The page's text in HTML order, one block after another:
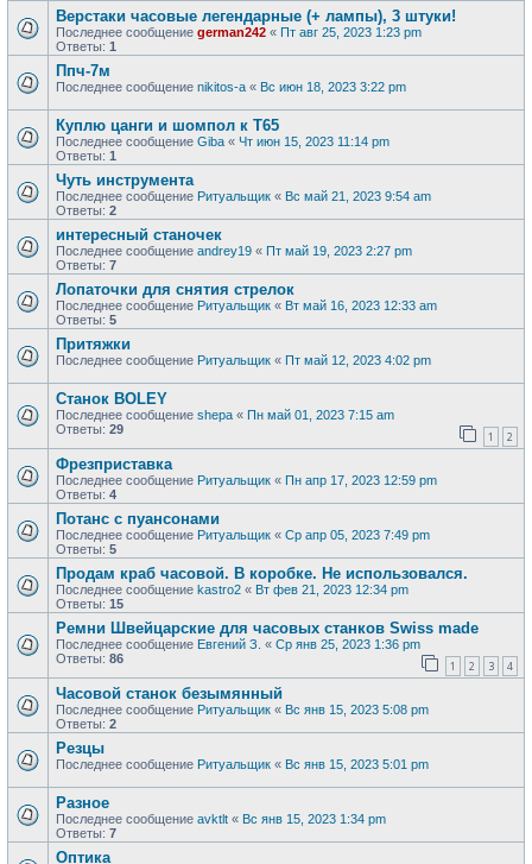
Верстаки часовые легендарные (+ лампы), 3 штуки!
Последнее сообщение german242 « Пт авг 25, 2023 1:23 pm
Ответы: 1
Ппч-7м
Последнее сообщение nikitos-a « Вс июн 18, 2023 3:22 pm
Куплю цанги и шомпол к Т65
Последнее сообщение Giba « Чт июн 15, 2023 11:14 pm
Ответы: 1
Чуть инструмента
Последнее сообщение Ритуальщик « Вс май 21, 2023 9:54 am
Ответы: 2
интересный станочек
Последнее сообщение andrey19 « Пт май 19, 2023 2:27 pm
Ответы: 7
Лопаточки для снятия стрелок
Последнее сообщение Ритуальщик « Вт май 16, 2023 12:33 am
Ответы: 5
Притяжки
Последнее сообщение Ритуальщик « Пт май 12, 2023 4:02 pm
Станок BOLEY
Последнее сообщение shepa « Пн май 01, 2023 7:15 am
Ответы: 29 1 2
Фрезприставка
Последнее сообщение Ритуальщик « Пн апр 17, 2023 12:59 pm
Ответы: 4
Потанс с пуансонами
Последнее сообщение Ритуальщик « Ср апр 05, 2023 7:49 pm
Ответы: 5
Продам краб часовой. В коробке. Не использовался.
Последнее сообщение kastro2 « Вт фев 21, 2023 12:34 pm
Ответы: 15
Ремни Швейцарские для часовых станков Swiss made
Последнее сообщение Евгений З. « Ср янв 25, 2023 1:36 pm
Ответы: 86 1 2 3 4
Часовой станок безымянный
Последнее сообщение Ритуальщик « Вс янв 15, 2023 5:08 pm
Ответы: 2
Резцы
Последнее сообщение Ритуальщик « Вс янв 15, 2023 5:01 pm
Разное
Последнее сообщение avktlt « Вс янв 15, 2023 1:34 pm
Ответы: 7
Оптика